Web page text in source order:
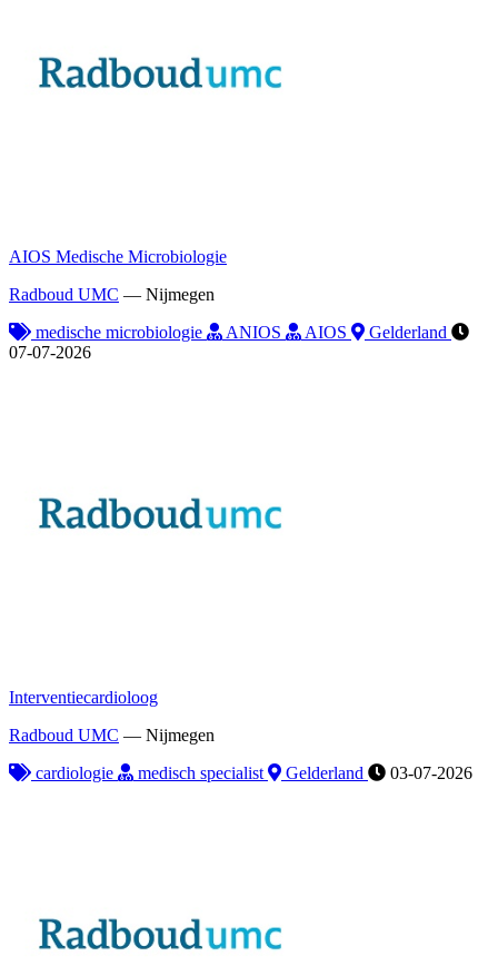
AIOS Medische Microbiologie
Radboud UMC — Nijmegen
medische microbiologie
ANIOS AIOS
Gelderland
07-07-2026
Interventiecardioloog
Radboud UMC — Nijmegen
cardiologie
medisch specialist Gelderland 03-07-2026